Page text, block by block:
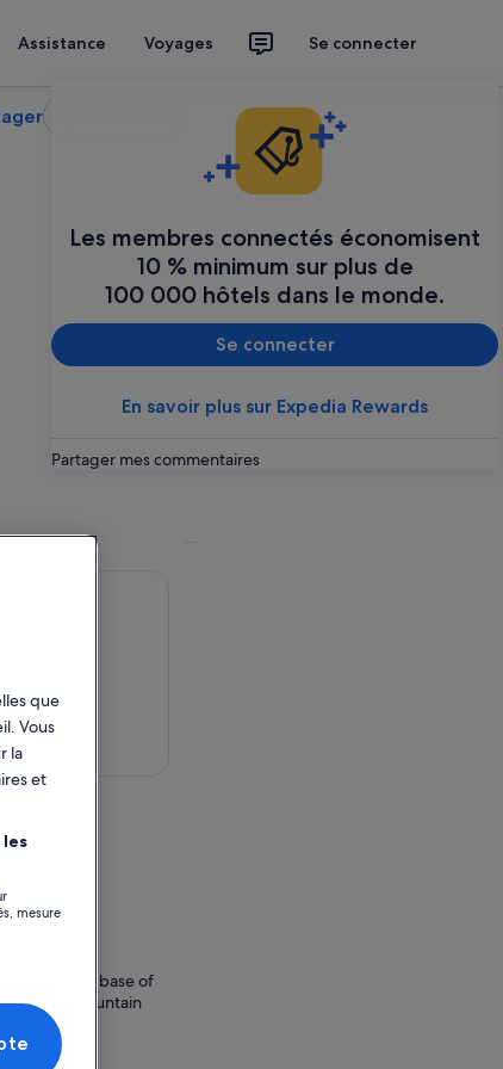
Assistance Voyages Se connecter
Les membres connectés économisent
10 % minimum sur plus de
100 000 hôtels dans le monde.
Se connecter
En savoir plus sur Expedia Rewards
Partager mes commentaires
carte
at the base of
end of Mountain
que
Vous
la
et
mesure